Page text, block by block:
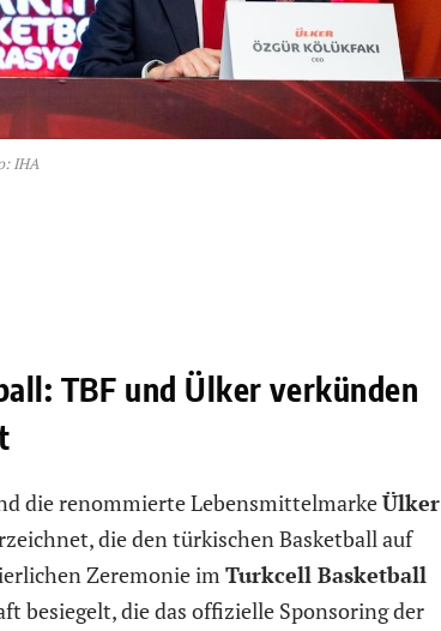
IHA
TBF und Ülker verkünden
die renommierte LebensmittelmarkeÜlker
die den türkischen Basketball auf
Zeremonie im Turkcell Basketball
besiegelt, die das offizielle Sponsoring der